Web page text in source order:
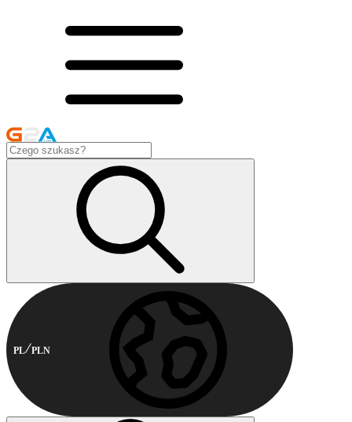
PL PLN